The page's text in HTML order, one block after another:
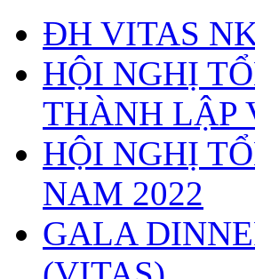
ĐH VITAS
HỘI NGHỊ
THÀNH LẬP
HỘI NGHỊ
NAM 2022
GALA